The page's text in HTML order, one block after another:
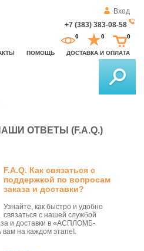
Вход
+7 (383) 383-08-58
ПОМОЩЬ ДОСТАВКА И ОПЛАТА
0 0 0
ОТВЕТЫ (F.A.Q.)
F.A.Q. Как связаться с
поддержкой по вопросам
заказа и доставки?
Узнайте, как быстро и удобно
связаться с нашей службой
и доставки в «АСПЛОМБ-
на каждом этапе!.